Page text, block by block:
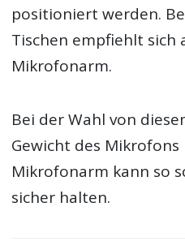
positioniert werden.
Tischen empfiehlt sich
Mikrofonarm.
Bei der Wahl von
Gewicht des
Mikrofonarm kann so
sicher halten.